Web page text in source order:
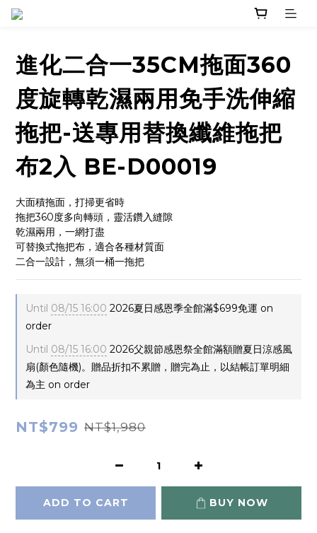
進化二合一35CM拖面360
度旋轉乾濕兩用免手洗伸縮
拖把-送專用替換纖維拖把
布2入 BE-D00019
大面積拖面，打掃更省時
拖把360度多向轉頭，靈活鑽入縫隙
乾濕兩用，一網打盡
可替換式拖把布，適合各種材質面
二合一設計，無須一桶一拖把
Until 08/15 16:00 2026夏日感恩季全館滿$699免運 on
order
Until 08/15 16:00 2026父親節感恩祭全館滿額贈夏日涼感風
扇(顏色隨機)。贈品折扣不累贈，贈完為止，以結帳訂單明細
為主 on order
NT$799 NT$1,980
ADD TO CART BUY NOW